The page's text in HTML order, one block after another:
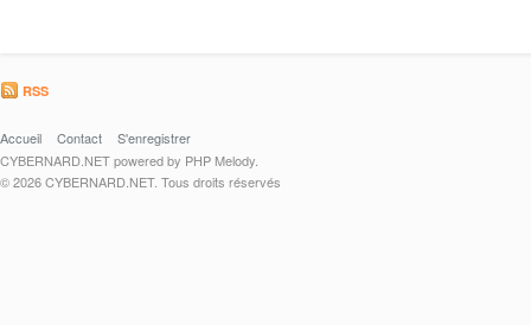
RSS
Accueil Contact
S'enregistrer
CYBERNARD.NET powered by PHP Melody.
© 2026 CYBERNARD.NET. Tous droits réservés